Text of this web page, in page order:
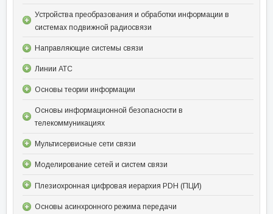
Устройства преобразования и обработки информации в
системах подвижной радиосвязи
Направляющие системы связи
Линии АТС
Основы теории информации
Основы информационной безопасности в
телекоммуникациях
Мультисервисные сети связи
Моделирование сетей и систем связи
Плезиохронная цифровая иерархия PDH (ПЦИ)
Основы асинхронного режима передачи